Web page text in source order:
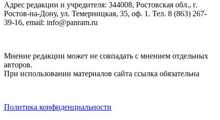
Адрес редакции и учредителя: 344008, Ростовская обл., г.
Ростов-на-Дону, ул. Темерницкая, 35, оф. 1. Тел. 8 (863) 267-
39-16, email: info@panram.ru
Мнение редакции может не совпадать с мнением отдельных
авторов.
При использовании материалов сайта ссылка обязательна
Политика конфиденциальности